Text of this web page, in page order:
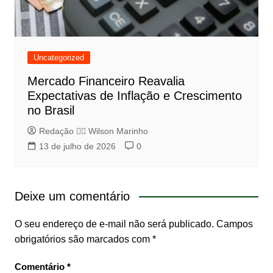
Uncategorized
Mercado Financeiro Reavalia
Expectativas de Inflação e Crescimento
no Brasil
Redação 👨‍⚖️​ Wilson Marinho
13 de julho de 2026
0
Deixe um comentário
O seu endereço de e-mail não será publicado. Campos
obrigatórios são marcados com *
Comentário *